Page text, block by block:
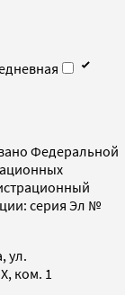
Федеральной
серия Эл №
ул.
ком. 1